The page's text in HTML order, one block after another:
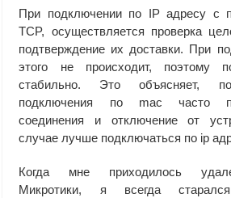
При подключении по IP адресу с
TCP, осуществляется проверка
подтверждение их доставки. При
этого не происходит, поэтому
стабильно. Это объясняет,
подключения по mac часто
соединения и отключение от
случае лучше подключаться по ip
Когда мне приходилось
Микротики, я всегда